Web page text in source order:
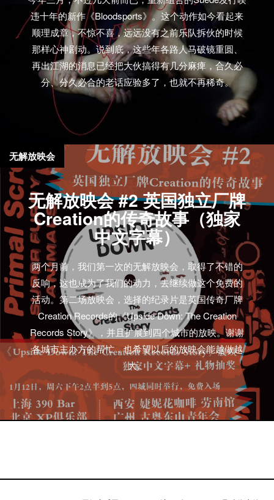
违十年的新作《Bloodsports》。这个动作如今看起来
顺理成章，不惊不喜，远远没有之前乐队拆伙的时候
那样心神剧动。说到底，这些年各路人马破镜重圆、
再出江湖的消息已经把大伙搞得有几分麻痺，合久必
分、分久必合的老话应验多了，也就不再稀奇。
无解放映会 #2 英国独立厂牌
Creation的传奇故事（独家
中文字幕）
两个月前，我们第一次的无解放映会，取得了不错的
反响，这也成为了我们的动力，去继续做这个免费的
活动。第二场放映会，选择的纪录片是英国传奇厂牌
Creation Records的《Upside Down: The Creation
Records Story》，并且扩展到四个城市的放映。谢谢
各城市主办方的帮忙，也希望以后的放映会能越做越
大。
无解放映会